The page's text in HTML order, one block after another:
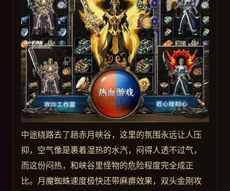
中途绕路去了趟赤月峡谷，这里的氛围永远让人压
抑，空气像是裹着湿热的水汽，闷得人透不过气，
而这份闷热，和峡谷里怪物的危险程度完全成正
比。月魔蜘蛛速度极快还带麻痹效果，双头金刚攻